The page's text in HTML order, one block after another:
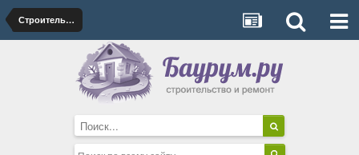
Строительство бани